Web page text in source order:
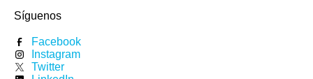
Síguenos
Facebook
Instagram
Twitter